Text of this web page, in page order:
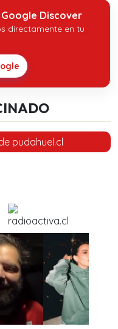
Google Discover
directamente en tu
pudahuel.cl